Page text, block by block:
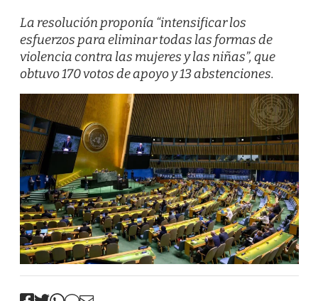
La resolución proponía “intensificar los
esfuerzos para eliminar todas las formas de
violencia contra las mujeres y las niñas”, que
obtuvo 170 votos de apoyo y 13 abstenciones.